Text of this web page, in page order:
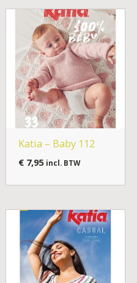
Katia – Baby 112
€7,95 incl. BTW